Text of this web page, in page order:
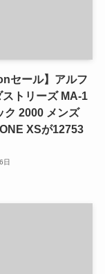
セール】アルフ
ストリーズ MA-1
ク 2000 メンズ
XSが12753
日